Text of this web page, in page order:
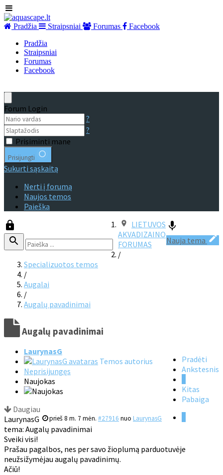
Pradžia Straipsniai Forumas
Facebook
Pradžia
Straipsniai
Forumas
Facebook
Forum Login
?
?
Prisiminti mane
Prisijungti
Sukurti sąskaitą
Nerti į forumą
Naujos temos
Paieška
Nauja tema
LIETUVOS
AKVADIZAINO
FORUMAS
/
Specializuotos temos
/
Augalai
/
Augalų pavadinimai
Augalų pavadinimai
Pradėti
Ankstesnis
Kitas
Pabaiga
LaurynasG
Temos autorius
Neprisijungęs
Naujokas
Daugiau
prieš 8 m. 7 mėn. #27916 nuo LaurynasG
LaurynasG
tema: Augalų pavadinimai
Sveiki visi!
Prašau pagalbos, nes per savo žioplumą parduotuvėje
neužsižymėjau augalų pavadinimų.
Ačiū!